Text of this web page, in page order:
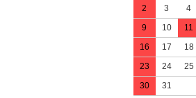
2
3 4
9
10 11
16
17 18
23
24 25
30
31